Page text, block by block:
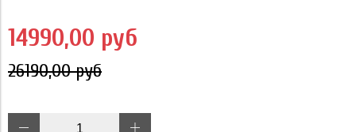
14990,00 руб
26190,00 руб